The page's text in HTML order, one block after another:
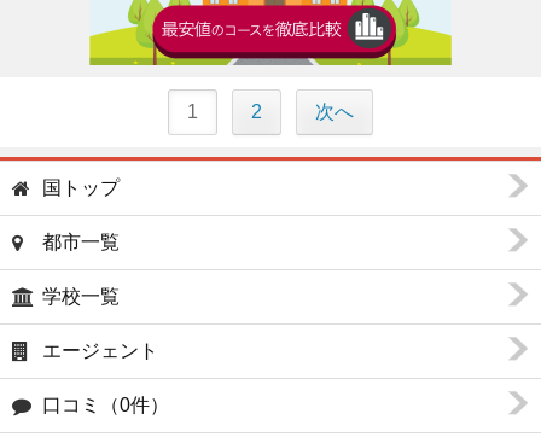
1 2 次へ
国トップ
都市一覧
学校一覧
エージェント
口コミ（0件）